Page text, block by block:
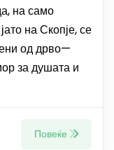
на само
на Скопје, се
од дрво—
за душата и
Повеќе